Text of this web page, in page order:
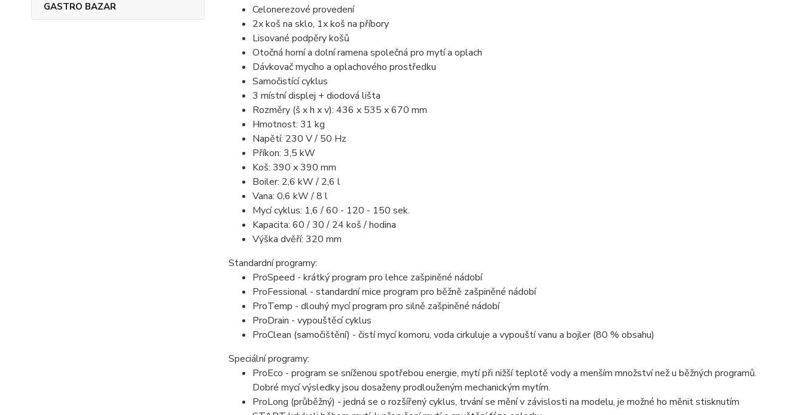
GASTRO BAZAR
Celonerezové provedení
2x koš na sklo, 1x koš na příbory
Lisované podpěry košů
Otočná horní a dolní ramena společná pro mytí a oplach
Dávkovač mycího a oplachového prostředku
Samočistící cyklus
3 místní displej + diodová lišta
Rozměry (š x h x v): 436 x 535 x 670 mm
Hmotnost: 31 kg
Napětí: 230 V / 50 Hz
Příkon: 3,5 kW
Koš: 390 x 390 mm
Boiler: 2,6 kW / 2,6 l
Vana: 0,6 kW / 8 l
Mycí cyklus: 1,6 / 60 - 120 - 150 sek.
Kapacita: 60 / 30 / 24 koš / hodina
Výška dvěří: 320 mm
Standardní programy:
ProSpeed - krátký program pro lehce zašpiněné nádobí
ProFessional - standardní mice program pro běžně zašpiněné nádobí
ProTemp - dlouhý mycí program pro silně zašpiněné nádobí
ProDrain - vypouštěcí cyklus
ProClean (samočištění) - čistí mycí komoru, voda cirkuluje a vypouští vanu a bojler (80 % obsahu)
Speciální programy:
ProEco - program se sníženou spotřebou energie, mytí při nižší teplotě vody a menším množství než u běžných programů.
Dobré mycí výsledky jsou dosaženy prodlouženým mechanickým mytím.
ProLong (průběžný) - jedná se o rozšířený cyklus, trvání se mění v závislosti na modelu, je možné ho měnit stisknutím